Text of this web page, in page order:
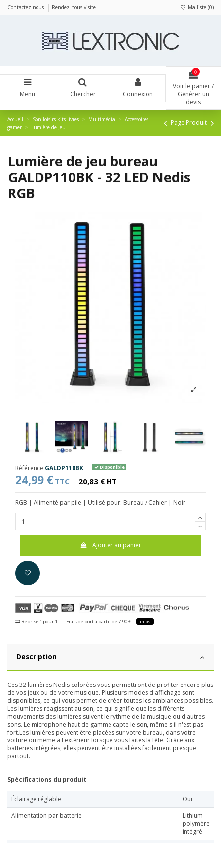
Contactez-nous Rendez-nous visite Ma liste (0)
Menu Chercher Connexion
0
Voir le panier /
Générer un
devis
Accueil Son loisirs kits livres Multimédia
Accessoires
gamer
Lumière de Jeu
Page Produit
Lumière de jeu bureau
GALDP110BK - 32 LED Nedis
RGB
Référence GALDP110BK Disponible
24,99 € TTC 20,83 € HT
RGB | Alimenté par pile | Utilisé pour: Bureau / Cahier | Noir
Ajouter au panier
Reprise 1 pour 1 Frais de port à partir de 7.90 € infos
Description
Ces 32 lumières Nedis colorées vous permettront de profiter encore plus
de vos jeux ou de votre musique. Plusieurs modes d'affichage sont
disponibles, ce qui vous permet de créer toutes les ambiances possibles.
Les lumières réagissent au son, ce qui signifie que les différents
mouvements des lumières suivent le rythme de la musique ou d'autres
sons. Le microphone haut de gamme capte le son, même s'il n'est pas
fort.Les lumières peuvent être placées sur votre bureau, dans votre
voiture ou même à l'extérieur lorsque vous faites la fête. Grâce aux
batteries intégrées, elles peuvent être installées facilement presque
partout.
Spécifications du produit
Éclairage réglable
Oui
Alimentation par batterie
Lithium-
polymère
intégré
Panneau de gestion des cookies